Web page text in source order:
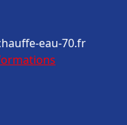
eau-70.fr